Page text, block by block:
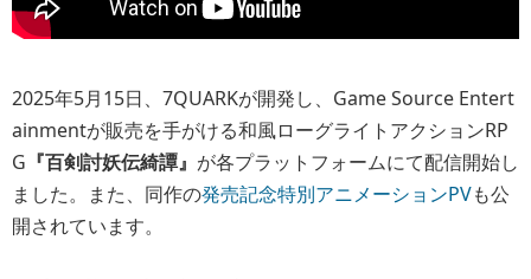
2025年5月15日、7QUARKが開発し、Game Source Entert
ainmentが販売を手がける和風ローグライトアクションRP
G 『百剣討妖伝綺譚』 が各プラットフォームにて配信開始し
ました。また、同作の発売記念特別アニメーションPVも公
開されています。